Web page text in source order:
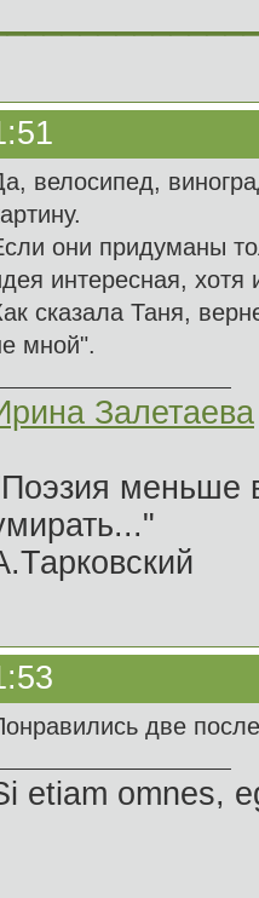
велосипед,
они придуманы
интересная,
сказала Таня,
мной".
Залетаева
меньше
две
etiam omnes,